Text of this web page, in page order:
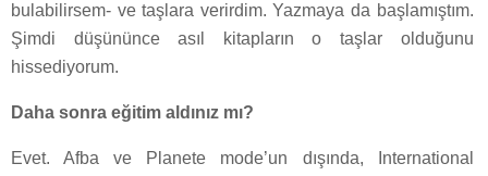
bulabilirsem- ve taşlara verirdim. Yazmaya da başlamıştım.
Şimdi düşününce asıl kitapların o taşlar olduğunu
hissediyorum.
Daha sonra eğitim aldınız mı?
Evet. Afba ve Planete mode’un dışında, International